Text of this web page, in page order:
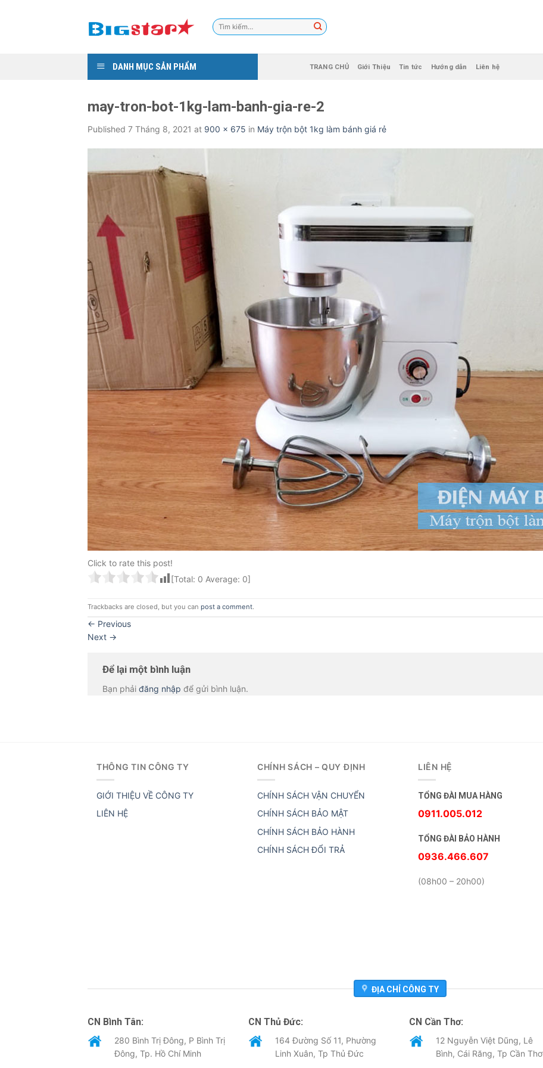
Tìm
kiếm:
DANH MỤC SẢN PHẨM TRANG CHỦ Giới Thiệu Tin tức Hướng dẫn Liên hệ
may-tron-bot-1kg-lam-banh-gia-re-2
Published 7 Tháng 8, 2021 at 900 × 675 in Máy trộn bột 1kg làm bánh giá rẻ
Click to rate this post!
[Total: 0 Average: 0]
Trackbacks are closed, but you can post a comment.
← Previous
Next →
Để lại một bình luận
Bạn phải đăng nhập để gửi bình luận.
THÔNG TIN CÔNG TY
GIỚI THIỆU VỀ CÔNG TY
LIÊN HỆ
CHÍNH SÁCH – QUY ĐỊNH
CHÍNH SÁCH VẬN CHUYỂN
CHÍNH SÁCH BẢO MẬT
CHÍNH SÁCH BẢO HÀNH
CHÍNH SÁCH ĐỔI TRẢ
LIÊN HỆ
TỔNG ĐÀI MUA HÀNG
0911.005.012
TỔNG ĐÀI BẢO HÀNH
0936.466.607
(08h00 – 20h00)
ĐỊA CHỈ CÔNG TY
CN Bình Tân:
280 Bình Trị Đông, P Bình Trị
Đông, Tp. Hồ Chí Minh
CN Thủ Đức:
164 Đường Số 11, Phường
Linh Xuân, Tp Thủ Đức
CN Cần Thơ:
12 Nguyễn Việt Dũng, Lê
Bình, Cái Răng, Tp Cần Thơ